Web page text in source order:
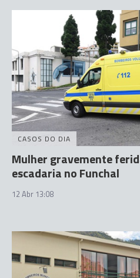
CASOS DO DIA
Mulher gravemente
escadaria no Funchal
12 Abr 13:08